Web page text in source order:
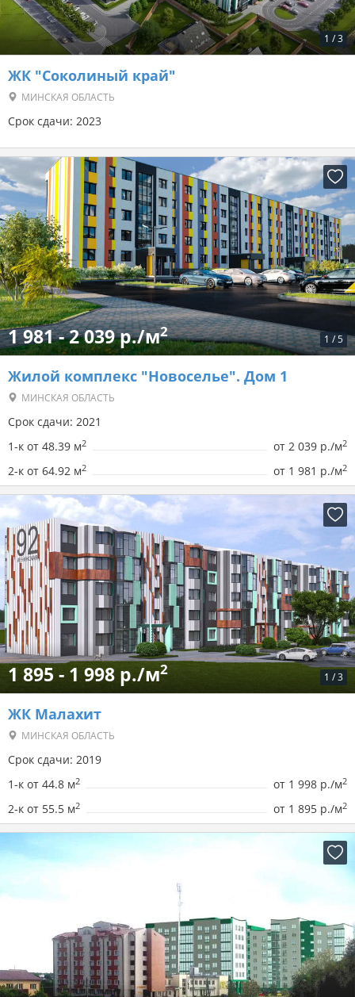
1 /3
ЖК "Соколиный край"
МИНСКАЯ ОБЛАСТЬ
Срок сдачи: 2023
1 /5
1 981 - 2 039 р./м2
Жилой комплекс "Новоселье". Дом 1
МИНСКАЯ ОБЛАСТЬ
Срок сдачи: 2021
1-к от 48.39 м2 от 2 039 р./м2
2-к от 64.92 м2 от 1 981 р./м2
1 /3
1 895 - 1 998 р./м2
ЖК Малахит
МИНСКАЯ ОБЛАСТЬ
Срок сдачи: 2019
1-к от 44.8 м2 от 1 998 р./м2
2-к от 55.5 м2 от 1 895 р./м2